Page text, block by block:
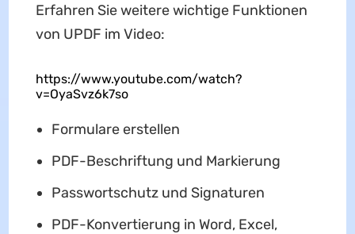
Erfahren Sie weitere wichtige Funktionen
von UPDF im Video:
https://www.youtube.com/watch?
v=OyaSvz6k7so
Formulare erstellen
PDF-Beschriftung und Markierung
Passwortschutz und Signaturen
PDF-Konvertierung in Word, Excel,